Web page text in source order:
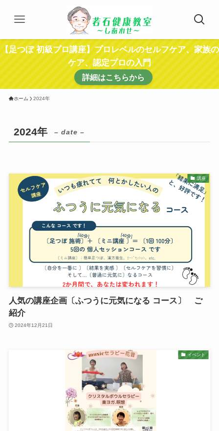
【足つぼ 初級プロ講座】プロレベルのセルフケア、家族の
ケア、認定プロの入門
詳細はこちらから
ホーム 2024年
2024年 – date –
講座
人気の講座企画〔ふつうに元気になる コース〕 ご
紹介
2024年12月21日
イベント